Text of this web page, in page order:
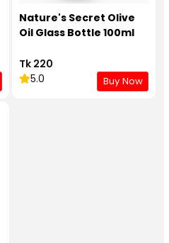
Nature's Secret Olive
Oil Glass Bottle 100ml
Tk 220
5.0
Buy Now